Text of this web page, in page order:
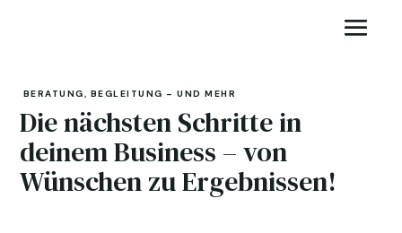
BERATUNG, BEGLEITUNG – UND MEHR
Die nächsten Schritte in
deinem Business – von
Wünschen zu Ergebnissen!